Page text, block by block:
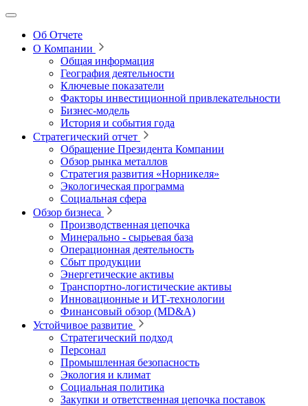
Об Отчете
О Компании
Общая информация
География деятельности
Ключевые показатели
Факторы инвестиционной привлекательности
Бизнес-модель
История и события года
Стратегический отчет
Обращение Президента Компании
Обзор рынка металлов
Стратегия развития «Норникеля»
Экологическая программа
Социальная сфера
Обзор бизнеса
Производственная цепочка
Минерально ‑ сырьевая база
Операционная деятельность
Сбыт продукции
Энергетические активы
Транспортно-логистические активы
Инновационные и ИТ‑технологии
Финансовый обзор (MD&A)
Устойчивое развитие
Стратегический подход
Персонал
Промышленная безопасность
Экология и климат
Социальная политика
Закупки и ответственная цепочка поставок